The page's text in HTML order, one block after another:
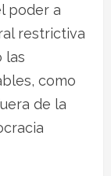
poder a
restrictiva
las
como
de la